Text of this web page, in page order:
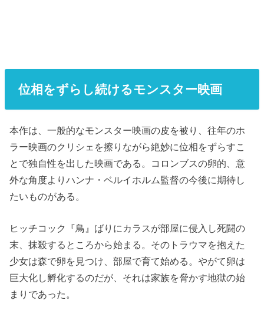
位相をずらし続けるモンスター映画
本作は、一般的なモンスター映画の皮を被り、往年のホ
ラー映画のクリシェを擦りながら絶妙に位相をずらすこ
とで独自性を出した映画である。コロンブスの卵的、意
外な角度よりハンナ・ベルイホルム監督の今後に期待し
たいものがある。
ヒッチコック『鳥』ばりにカラスが部屋に侵入し死闘の
末、抹殺するところから始まる。そのトラウマを抱えた
少女は森で卵を見つけ、部屋で育て始める。やがて卵は
巨大化し孵化するのだが、それは家族を脅かす地獄の始
まりであった。